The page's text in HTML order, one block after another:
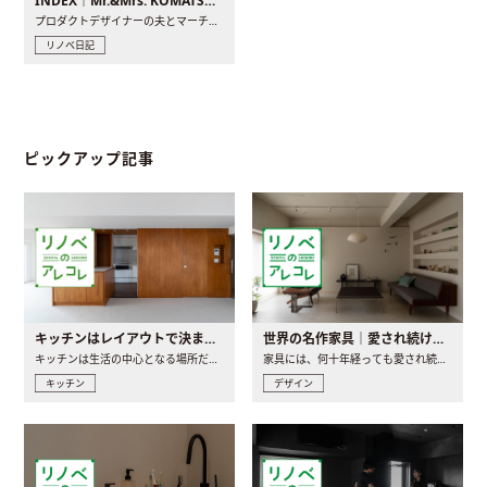
プロダクトデザイナーの夫とマーチャンダイザーの妻が、夫婦で..
リノベ日記
ピックアップ記事
キッチンはレイアウトで決まる。後悔しないための考え方と選び方
キッチンは生活の中心となる場所だからこそ、家の中のどこに置..
キッチン
世界の名作家具｜愛され続ける理由と一生モノとの出会い方
家具には、何十年経っても愛され続ける「名作」と呼ばれるもの..
デザイン